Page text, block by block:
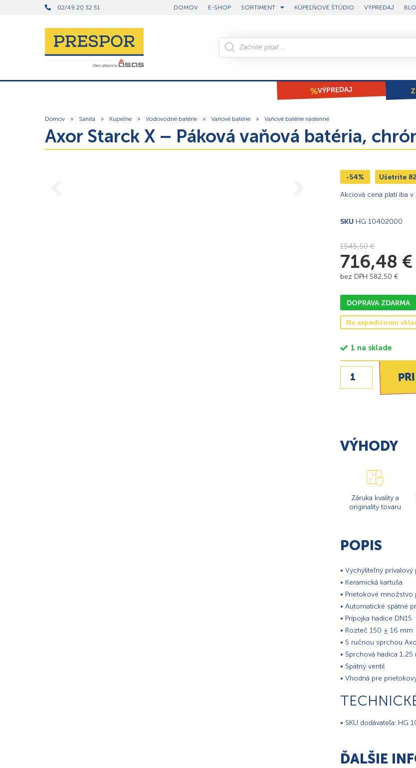
02/49 20 32 51 DOMOV E-SHOP SORTIMENT KÚPEĽŇOVÉ ŠTÚDIO VÝPREDAJ
VÝPREDAJ
Domov » Sanita » Kúpeľne » Vodovodné batérie » Vaňové batérie » Vaňové batérie nástenné
Axor Starck X – Páková vaňová batéria,
-54% Ušetríte
Akciová cena platí iba v
SKU HG 10402000
1545,50€
716,48 €
bez DPH 582,50 €
DOPRAVA ZDARMA
Na expedičnom
1 na sklade
VÝHODY
Záruka kvality a
originality tovaru
POPIS
• Vychýliteľný prívalový
• Keramická kartuša
• Prietokové množstvo
• Automatické spätné
• Prípojka hadice DN15
• Rozteč 150 ± 16 mm
• S ručnou sprchou
• Sprchová hadica 1,25
• Spätný ventil
• Vhodná pre
• SKU dodávateľa: HG
ĎALŠIE